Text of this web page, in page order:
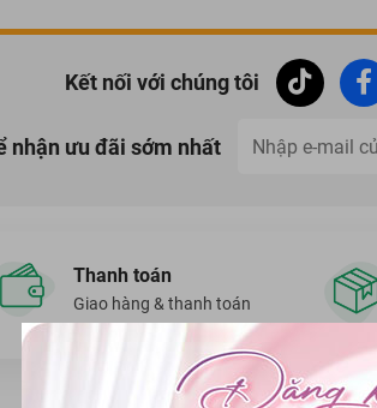
Kết nối với chúng tôi
nhận ưu đãi sớm nhất
Thanh toán
Giao hàng & thanh toán